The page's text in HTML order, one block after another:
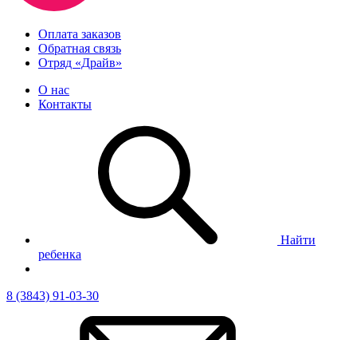
Оплата заказов
Обратная связь
Отряд «Драйв»
О нас
Контакты
Найти
ребенка
8 (3843) 91-03-30